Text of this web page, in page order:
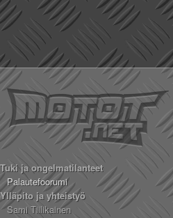
Tuki ja ongelmatilanteet
Palautefoorumi
Ylläpito ja yhteistyö
Sami Tiilikainen